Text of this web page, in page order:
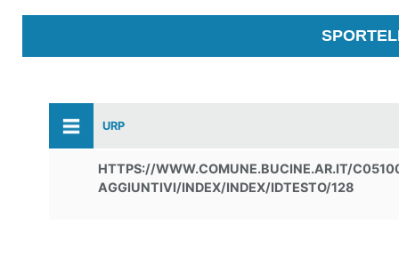
URP
HTTPS://WWW.COMUNE.BUCINE.AR.IT/
AGGIUNTIVI/INDEX/INDEX/IDTESTO/128